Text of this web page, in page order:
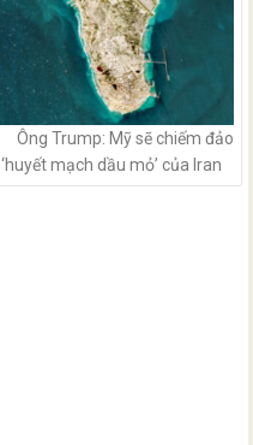
Ông Trump: Mỹ sẽ chiếm đảo
‘huyết mạch dầu mỏ’ của Iran